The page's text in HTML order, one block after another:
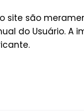
site são
do Usuário.